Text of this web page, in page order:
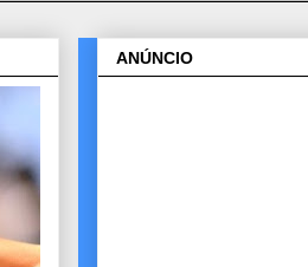
ANÚNCIO